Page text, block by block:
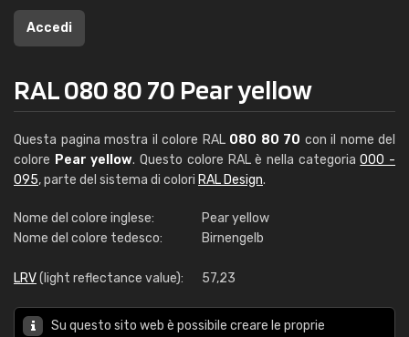
Accedi
RAL 080 80 70 Pear yellow
Questa pagina mostra il colore RAL 080 80 70 con il nome del
colore Pear yellow. Questo colore RAL è nella categoria000 -
095, parte del sistema di colori RAL Design.
Nome del colore inglese:
Pear yellow
Nome del colore tedesco:
Birnengelb
LRV(light reflectance value): 57,23
Su questo sito web è possibile creare le proprie